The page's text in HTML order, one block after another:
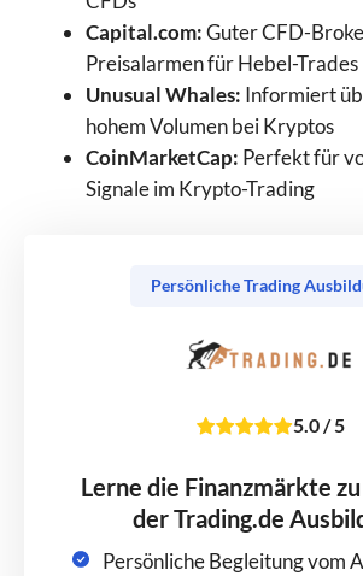
Capital.com:Guter CFD-
Preisalarmen für Hebel-Trades
Unusual Whales: Informiert
hohem Volumen bei Kryptos
CoinMarketCap: Perfekt für
Signale im Krypto-Trading
Persönliche Trading
5.0/5
Lerne die Finanzmärkte
der Trading.de
Persönliche Begleitung vom